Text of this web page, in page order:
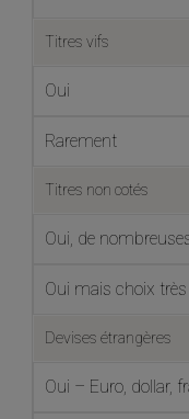
Titres vifs
Oui
Rarement
Titres non cotés
Oui, de
Oui mais choix
Devises étrangères
Oui – Euro, dollar,